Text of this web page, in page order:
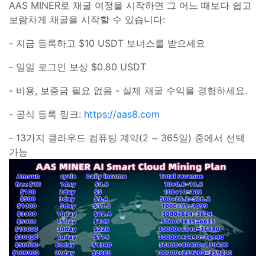
AAS MINER로 채굴 여정을 시작하면 그 어느 때보다 쉽고
보람차게 채굴을 시작할 수 있습니다:
- 지금 등록하고 $10 USDT 보너스를 받으세요
- 일일 로그인 보상 $0.80 USDT
- 비용, 보증금 필요 없음 - 실제 채굴 수익을 경험하세요.
- 공식 등록 링크: https://aas8.com
- 13가지 클라우드 컴퓨팅 계약(2 ~ 365일) 중에서 선택
가능